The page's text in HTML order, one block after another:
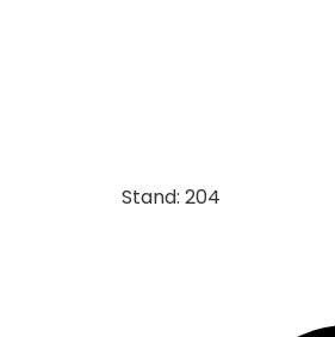
Stand: 204